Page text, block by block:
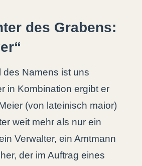
des Grabens:
des Namens ist uns
in Kombination ergibt er
(von lateinisch maior)
weit mehr als nur ein
Verwalter, ein Amtmann
der im Auftrag eines